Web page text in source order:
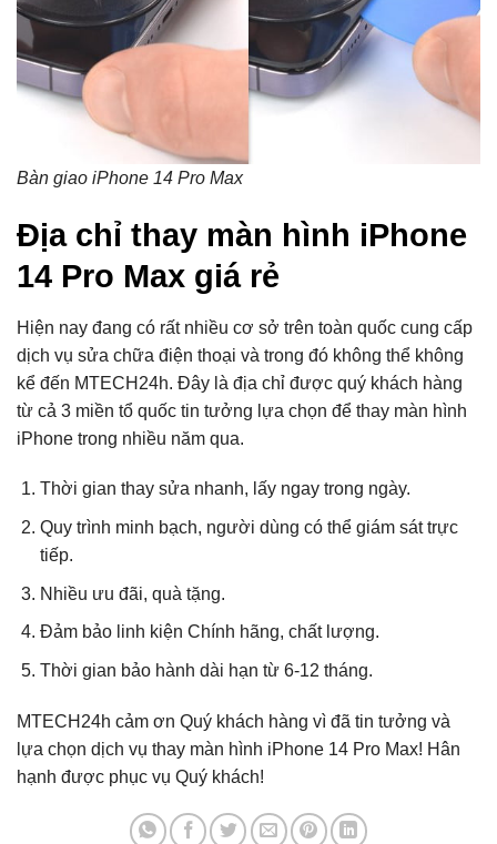
Bàn giao iPhone 14 Pro Max
Địa chỉ thay màn hình iPhone
14 Pro Max giá rẻ
Hiện nay đang có rất nhiều cơ sở trên toàn quốc cung cấp
dịch vụ sửa chữa điện thoại và trong đó không thể không
kể đến MTECH24h. Đây là địa chỉ được quý khách hàng
từ cả 3 miền tổ quốc tin tưởng lựa chọn để thay màn hình
iPhone trong nhiều năm qua.
Thời gian thay sửa nhanh, lấy ngay trong ngày.
Quy trình minh bạch, người dùng có thể giám sát trực
tiếp.
Nhiều ưu đãi, quà tặng.
Đảm bảo linh kiện Chính hãng, chất lượng.
Thời gian bảo hành dài hạn từ 6-12 tháng.
MTECH24h cảm ơn Quý khách hàng vì đã tin tưởng và
lựa chọn dịch vụ thay màn hình iPhone 14 Pro Max! Hân
hạnh được phục vụ Quý khách!